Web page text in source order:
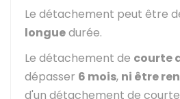
Le détachement peut être
longuedurée.
Le détachement de courte
dépasser 6 mois, ni être
d'un détachement de